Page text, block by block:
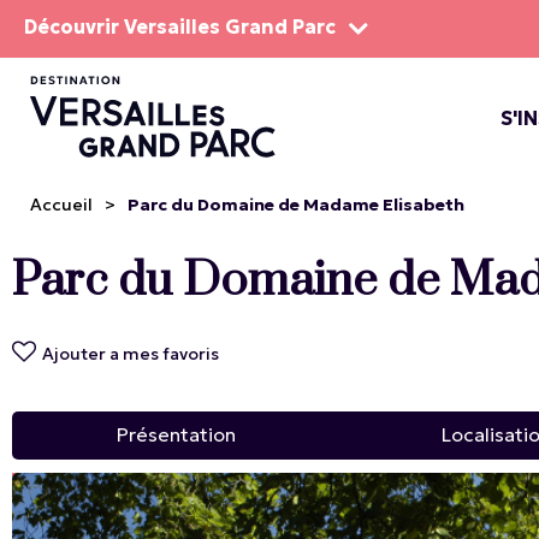
Découvrir Versailles Grand Parc
Accueil > Parc du Domaine de Madame Elisabeth
Parc du Domaine de
Ajouter a mes favoris
Présentation